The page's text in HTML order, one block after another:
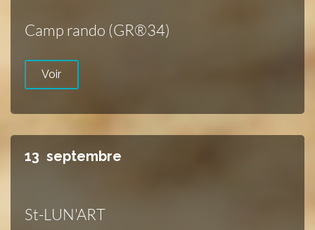
Camp rando (GR®34)
Voir
13 septembre
St-LUN'ART